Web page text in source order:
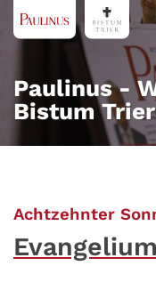
Zum Inhalt springen
Paulinus -
Bistum Trier
Achtzehnter